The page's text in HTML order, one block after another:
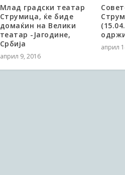
Млад градски театар
Струмица, ќе биде
домаќин на Велики
театар -Јагодине,
Србија
април 9, 2016
април